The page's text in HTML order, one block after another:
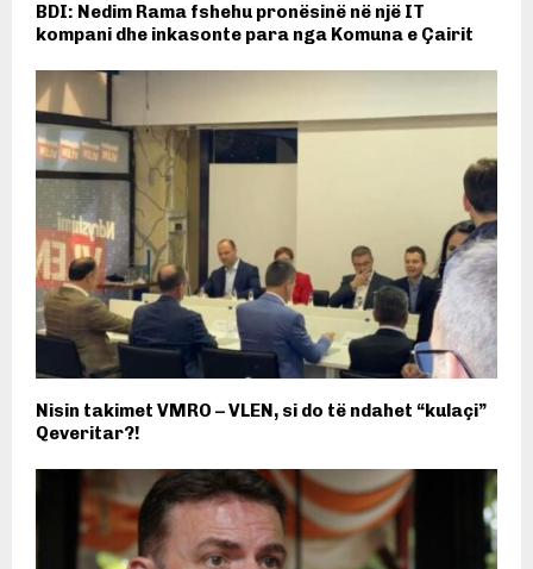
BDI: Nedim Rama fshehu pronësinë në një IT
kompani dhe inkasonte para nga Komuna e Çairit
Nisin takimet VMRO – VLEN, si do të ndahet “kulaçi”
Qeveritar?!